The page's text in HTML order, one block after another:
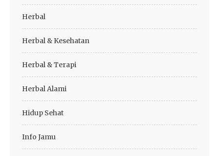
Herbal
Herbal & Kesehatan
Herbal & Terapi
Herbal Alami
Hidup Sehat
Info Jamu